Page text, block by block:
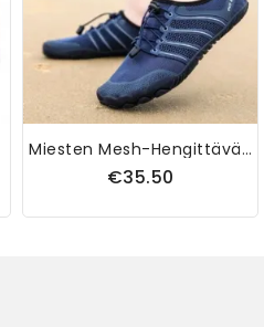
Miesten Mesh-Hengittävät Kevyet Liukumattomat Ulkoilukengät Vapaa-Ajan Urheilukengät
€35.50